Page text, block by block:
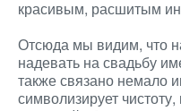
красивым, расшитым
Отсюда мы видим, что
надевать на свадьбу
также связано немало
символизирует